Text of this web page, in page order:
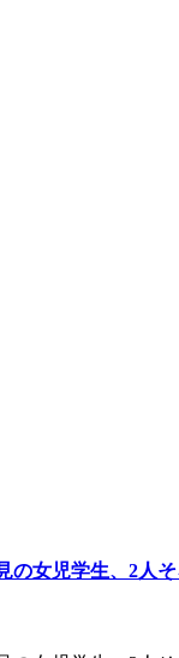
の女児学生、2人